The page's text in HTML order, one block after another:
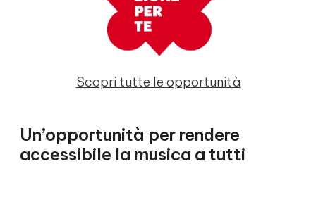
Scopri tutte le opportunità
Un’opportunità per rendere
accessibile la musica a tutti